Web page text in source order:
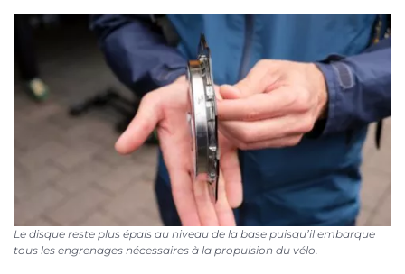
Le disque reste plus épais au niveau de la base puisqu’il embarque
tous les engrenages nécessaires à la propulsion du vélo.